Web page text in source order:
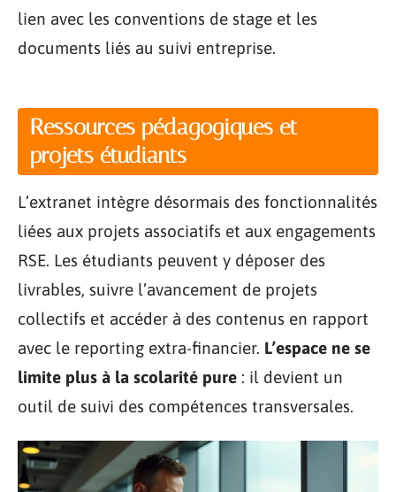
lien avec les conventions de stage et les
documents liés au suivi entreprise.
Ressources pédagogiques et
projets étudiants
L’extranet intègre désormais des fonctionnalités
liées aux projets associatifs et aux engagements
RSE. Les étudiants peuvent y déposer des
livrables, suivre l’avancement de projets
collectifs et accéder à des contenus en rapport
avec le reporting extra-financier. L’espace ne se
limite plus à la scolarité pure : il devient un
outil de suivi des compétences transversales.